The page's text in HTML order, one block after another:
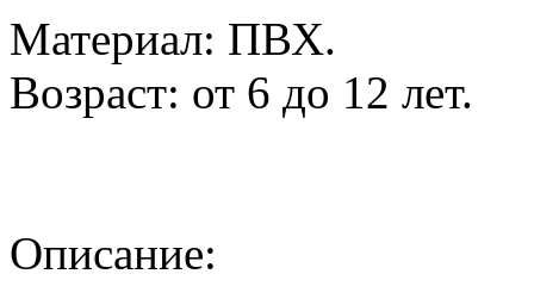
Материал: ПВХ.
Возраст: от 6 до 12 лет.
Описание: